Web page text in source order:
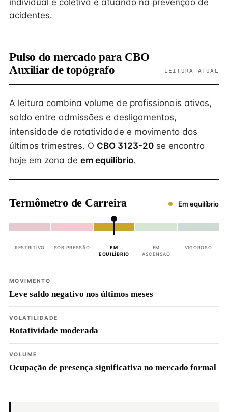
individual e coletiva e atuando na prevenção de
acidentes.
Pulso do mercado para CBO
Auxiliar de topógrafo
LEITURA ATUAL
A leitura combina volume de profissionais ativos,
saldo entre admissões e desligamentos,
intensidade de rotatividade e movimento dos
últimos trimestres. O CBO 3123-20 se encontra
hoje em zona de em equilíbrio.
Termômetro de Carreira Em equilíbrio
RESTRITIVO SOB PRESSÃO
EM
EQUILÍBRIO
EM
ASCENSÃO
VIGOROSO
MOVIMENTO
Leve saldo negativo nos últimos meses
VOLATILIDADE
Rotatividade moderada
VOLUME
Ocupação de presença significativa no mercado formal